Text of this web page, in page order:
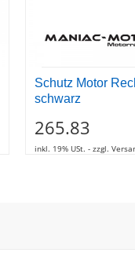
Schutz Motor
schwarz
265.83
inkl. 19% USt. - zzgl.